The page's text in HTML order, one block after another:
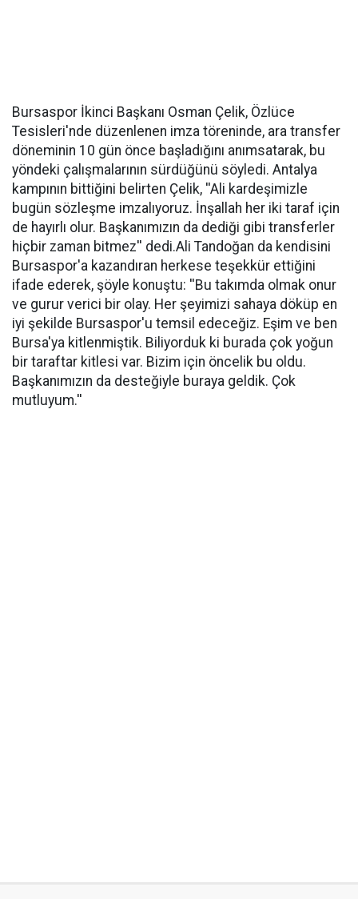
Bursaspor İkinci Başkanı Osman Çelik, Özlüce
Tesisleri'nde düzenlenen imza töreninde, ara transfer
döneminin 10 gün önce başladığını anımsatarak, bu
yöndeki çalışmalarının sürdüğünü söyledi. Antalya
kampının bittiğini belirten Çelik, ''Ali kardeşimizle
bugün sözleşme imzalıyoruz. İnşallah her iki taraf için
de hayırlı olur. Başkanımızın da dediği gibi transferler
hiçbir zaman bitmez'' dedi.Ali Tandoğan da kendisini
Bursaspor'a kazandıran herkese teşekkür ettiğini
ifade ederek, şöyle konuştu: ''Bu takımda olmak onur
ve gurur verici bir olay. Her şeyimizi sahaya döküp en
iyi şekilde Bursaspor'u temsil edeceğiz. Eşim ve ben
Bursa'ya kitlenmiştik. Biliyorduk ki burada çok yoğun
bir taraftar kitlesi var. Bizim için öncelik bu oldu.
Başkanımızın da desteğiyle buraya geldik. Çok
mutluyum.''